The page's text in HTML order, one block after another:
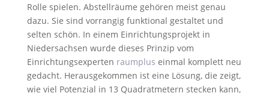
Rolle spielen. Abstellräume gehören meist genau
dazu. Sie sind vorrangig funktional gestaltet und
selten schön. In einem Einrichtungsprojekt in
Niedersachsen wurde dieses Prinzip vom
Einrichtungsexperten raumplus einmal komplett neu
gedacht. Herausgekommen ist eine Lösung, die zeigt,
wie viel Potenzial in 13 Quadratmetern stecken kann,